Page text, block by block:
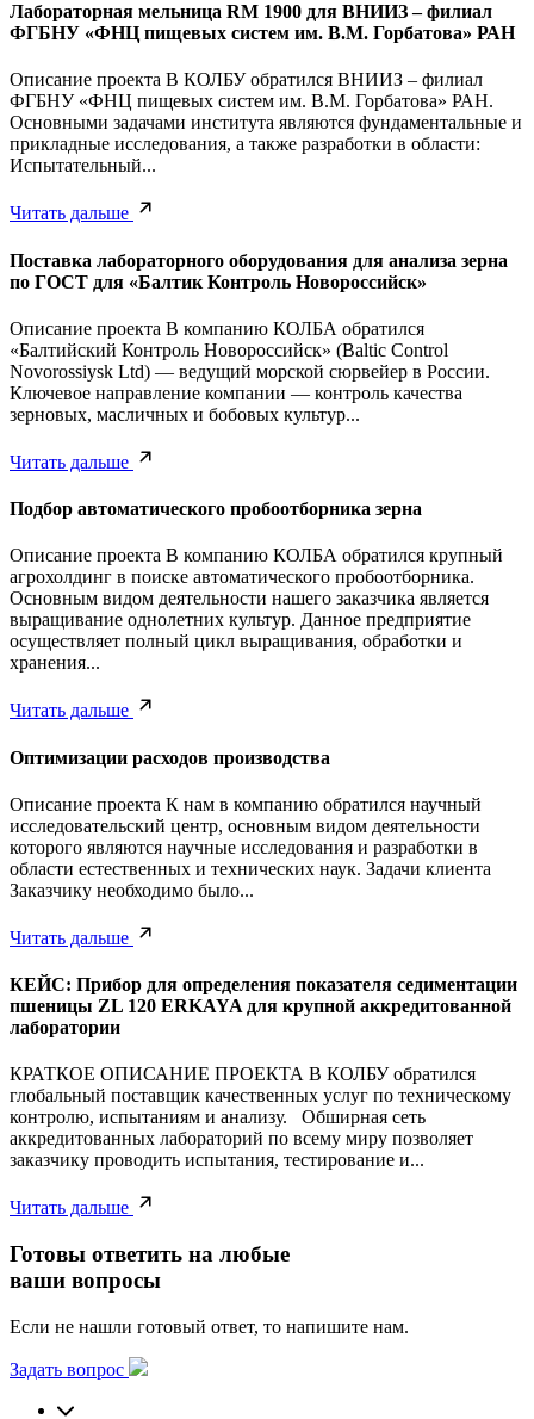
Лабораторная мельница RM 1900 для ВНИИЗ – филиал
ФГБНУ «ФНЦ пищевых систем им. В.М. Горбатова» РАН
Описание проекта В КОЛБУ обратился ВНИИЗ – филиал
ФГБНУ «ФНЦ пищевых систем им. В.М. Горбатова» РАН.
Основными задачами института являются фундаментальные и
прикладные исследования, а также разработки в области:
Испытательный...
Читать дальше
Поставка лабораторного оборудования для анализа зерна
по ГОСТ для «Балтик Контроль Новороссийск»
Описание проекта В компанию КОЛБА обратился
«Балтийский Контроль Новороссийск» (Baltic Control
Novorossiysk Ltd) — ведущий морской сюрвейер в России.
Ключевое направление компании — контроль качества
зерновых, масличных и бобовых культур...
Читать дальше
Подбор автоматического пробоотборника зерна
Описание проекта В компанию КОЛБА обратился крупный
агрохолдинг в поиске автоматического пробоотборника.
Основным видом деятельности нашего заказчика является
выращивание однолетних культур. Данное предприятие
осуществляет полный цикл выращивания, обработки и
хранения...
Читать дальше
Оптимизации расходов производства
Описание проекта К нам в компанию обратился научный
исследовательский центр, основным видом деятельности
которого являются научные исследования и разработки в
области естественных и технических наук. Задачи клиента
Заказчику необходимо было...
Читать дальше
КЕЙС: Прибор для определения показателя седиментации
пшеницы ZL 120 ERKAYA для крупной аккредитованной
лаборатории
КРАТКОЕ ОПИСАНИЕ ПРОЕКТА В КОЛБУ обратился
глобальный поставщик качественных услуг по техническому
контролю, испытаниям и анализу. Обширная сеть
аккредитованных лабораторий по всему миру позволяет
заказчику проводить испытания, тестирование и...
Читать дальше
Готовы ответить на любые
ваши вопросы
Если не нашли готовый ответ, то напишите нам.
Задать вопрос